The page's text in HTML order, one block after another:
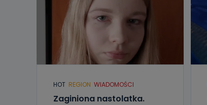
HOT REGION WIADOMOŚCI
Zaginiona nastolatka.